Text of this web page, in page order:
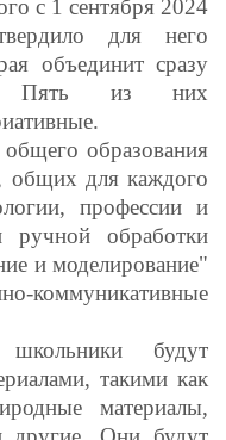
с 1 сентября 2024
для него
объединит сразу
Пять из них
образования
общих для каждого
профессии и
ручной обработки
и моделирование"
будут
такими как
материалы,